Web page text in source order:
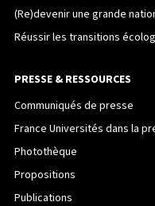
(Re)devenir une grande
Réussir les transitions
PRESSE & RESSOURCES
Communiqués de presse
France Universités dans la
Photothèque
Propositions
Publications